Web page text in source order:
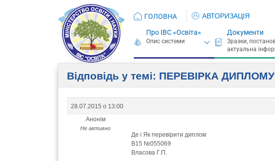
ГОЛОВНА АВТОРИЗАЦІЯ
Про ІВС «Освіта» Документи
Відповідь у темі: ПЕРЕВIРКА ДИПЛОМУ
28.07.2015 о 13:00
Анонім
Не активно
Де і Як перевірити диплом
В15 №055069
Власова Г.П.